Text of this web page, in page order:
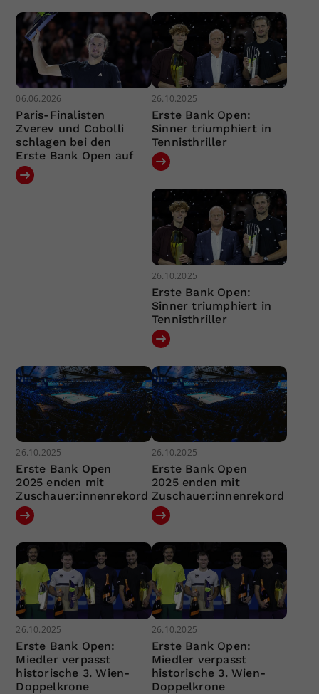
06.06.2026
Paris-Finalisten
Zverev und Cobolli
schlagen bei den
Erste Bank Open auf
26.10.2025
Erste Bank Open:
Sinner triumphiert in
Tennisthriller
26.10.2025
Erste Bank Open:
Sinner triumphiert in
Tennisthriller
26.10.2025
Erste Bank Open
2025 enden mit
Zuschauer:innenrekord
26.10.2025
Erste Bank Open
2025 enden mit
Zuschauer:innenrekord
26.10.2025
Erste Bank Open:
Miedler verpasst
historische 3. Wien-
Doppelkrone
26.10.2025
Erste Bank Open:
Miedler verpasst
historische 3. Wien-
Doppelkrone